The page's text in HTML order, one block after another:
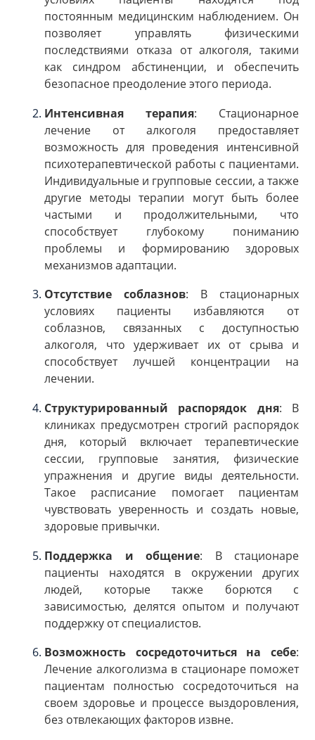
постоянным медицинским наблюдением. Он
позволяет управлять физическими
последствиями отказа от алкоголя, такими
как синдром абстиненции, и обеспечить
безопасное преодоление этого периода.
Интенсивная терапия: Стационарное
лечение от алкоголя предоставляет
возможность для проведения интенсивной
психотерапевтической работы с пациентами.
Индивидуальные и групповые сессии, а также
другие методы терапии могут быть более
частыми и продолжительными, что
способствует глубокому пониманию
проблемы и формированию здоровых
механизмов адаптации.
Отсутствие соблазнов: В стационарных
условиях пациенты избавляются от
соблазнов, связанных с доступностью
алкоголя, что удерживает их от срыва и
способствует лучшей концентрации на
лечении.
Структурированный распорядок дня: В
клиниках предусмотрен строгий распорядок
дня, который включает терапевтические
сессии, групповые занятия, физические
упражнения и другие виды деятельности.
Такое расписание помогает пациентам
чувствовать уверенность и создать новые,
здоровые привычки.
Поддержка и общение: В стационаре
пациенты находятся в окружении других
людей, которые также борются с
зависимостью, делятся опытом и получают
поддержку от специалистов.
Возможность сосредоточиться на себе:
Лечение алкоголизма в стационаре поможет
пациентам полностью сосредоточиться на
своем здоровье и процессе выздоровления,
без отвлекающих факторов извне.